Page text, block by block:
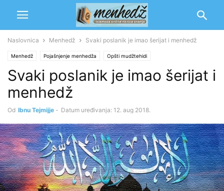
Naslovnica Menhedž Svaki poslanik je imao šerijat i menhedž
Menhedž Pojašnjenje menhedža Opšti mudžtehidi
Šejhul islam Ibn Tejmijje
Svaki poslanik je imao šerijat i
menhedž
Od Ibnu Tejmijje - Datum uređivanja: 12. aug 2018.